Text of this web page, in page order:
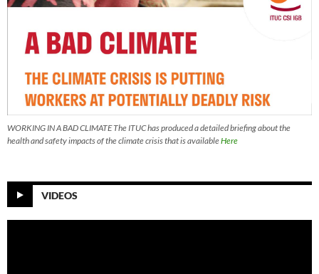
WORKING IN A BAD CLIMATE The ITUC has produced a detailed briefing about the
health and safety impacts of the climate crisis that is availableHere
VIDEOS